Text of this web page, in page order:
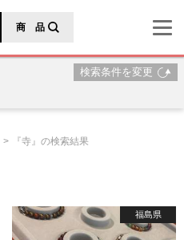
商 品
検索条件を変更
『寺』の検索結果
福島県